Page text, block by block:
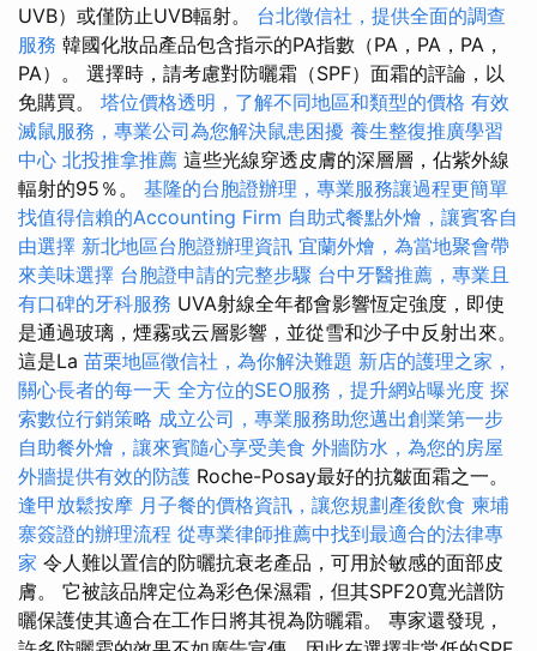
UVB）或僅防止UVB輻射。 台北徵信社，提供全面的調查
服務 韓國化妝品產品包含指示的PA指數（PA，PA，PA，
PA）。 選擇時，請考慮對防曬霜（SPF）面霜的評論，以
免購買。 塔位價格透明，了解不同地區和類型的價格 有效
滅鼠服務，專業公司為您解決鼠患困擾 養生整復推廣學習
中心 北投推拿推薦 這些光線穿透皮膚的深層層，佔紫外線
輻射的95％。 基隆的台胞證辦理，專業服務讓過程更簡單
找值得信賴的Accounting Firm 自助式餐點外燴，讓賓客自
由選擇 新北地區台胞證辦理資訊 宜蘭外燴，為當地聚會帶
來美味選擇 台胞證申請的完整步驟 台中牙醫推薦，專業且
有口碑的牙科服務 UVA射線全年都會影響恆定強度，即使
是通過玻璃，煙霧或云層影響，並從雪和沙子中反射出來。
這是La 苗栗地區徵信社，為你解決難題 新店的護理之家，
關心長者的每一天 全方位的SEO服務，提升網站曝光度 探
索數位行銷策略 成立公司，專業服務助您邁出創業第一步
自助餐外燴，讓來賓隨心享受美食 外牆防水，為您的房屋
外牆提供有效的防護 Roche-Posay最好的抗皺面霜之一。
逢甲放鬆按摩 月子餐的價格資訊，讓您規劃產後飲食 柬埔
寨簽證的辦理流程 從專業律師推薦中找到最適合的法律專
家 令人難以置信的防曬抗衰老產品，可用於敏感的面部皮
膚。 它被該品牌定位為彩色保濕霜，但其SPF20寬光譜防
曬保護使其適合在工作日將其視為防曬霜。 專家還發現，